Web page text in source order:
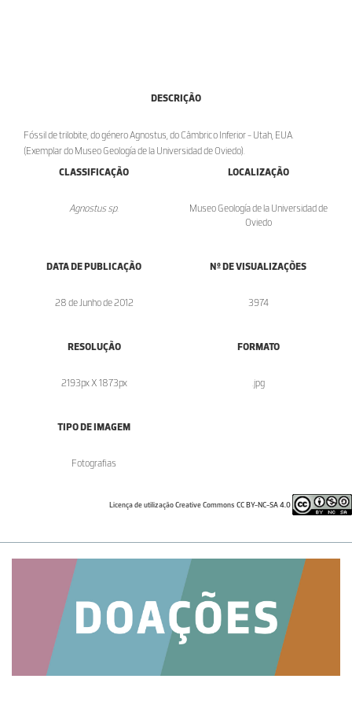
DESCRIÇÃO
Fóssil de trilobite, do género Agnostus, do Câmbrico Inferior - Utah, EUA.
(Exemplar do Museo Geología de la Universidad de Oviedo).
CLASSIFICAÇÃO
Agnostus sp.
LOCALIZAÇÃO
Museo Geología de la Universidad de
Oviedo
DATA DE PUBLICAÇÃO
28 de Junho de 2012
Nº DE VISUALIZAÇÕES
3974
RESOLUÇÃO
2193px X 1873px
FORMATO
.jpg
TIPO DE IMAGEM
Fotografias
Licença de utilização Creative Commons CC BY-NC-SA 4.0